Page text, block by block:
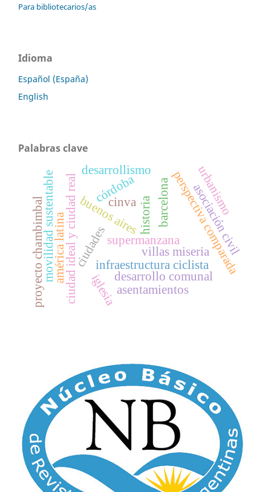
Para bibliotecarios/as
Idioma
Español (España)
English
Palabras clave
barcelona
buenos aires
supermanzana
ciudad ideal y ciudad realciudades
américa latina historia perspectiva comparada
movilidad sustentable infraestructura ciclista
cinva
proyecto chambimbal desarrollo comunal
asociación civil
villas miseria
urbanismo
córdoba
iglesiaasentamientos
desarrollismo